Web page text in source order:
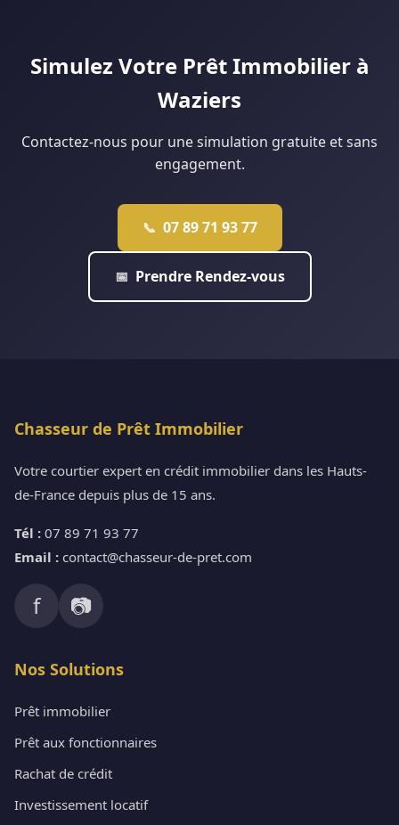
Simulez Votre Prêt Immobilier à
Waziers
Contactez-nous pour une simulation gratuite et sans
engagement.
📞 07 89 71 93 77
📅 Prendre Rendez-vous
Chasseur de Prêt Immobilier
Votre courtier expert en crédit immobilier dans les Hauts-
de-France depuis plus de 15 ans.
Tél : 07 89 71 93 77
Email : contact@chasseur-de-pret.com
f 📷
Nos Solutions
Prêt immobilier
Prêt aux fonctionnaires
Rachat de crédit
Investissement locatif